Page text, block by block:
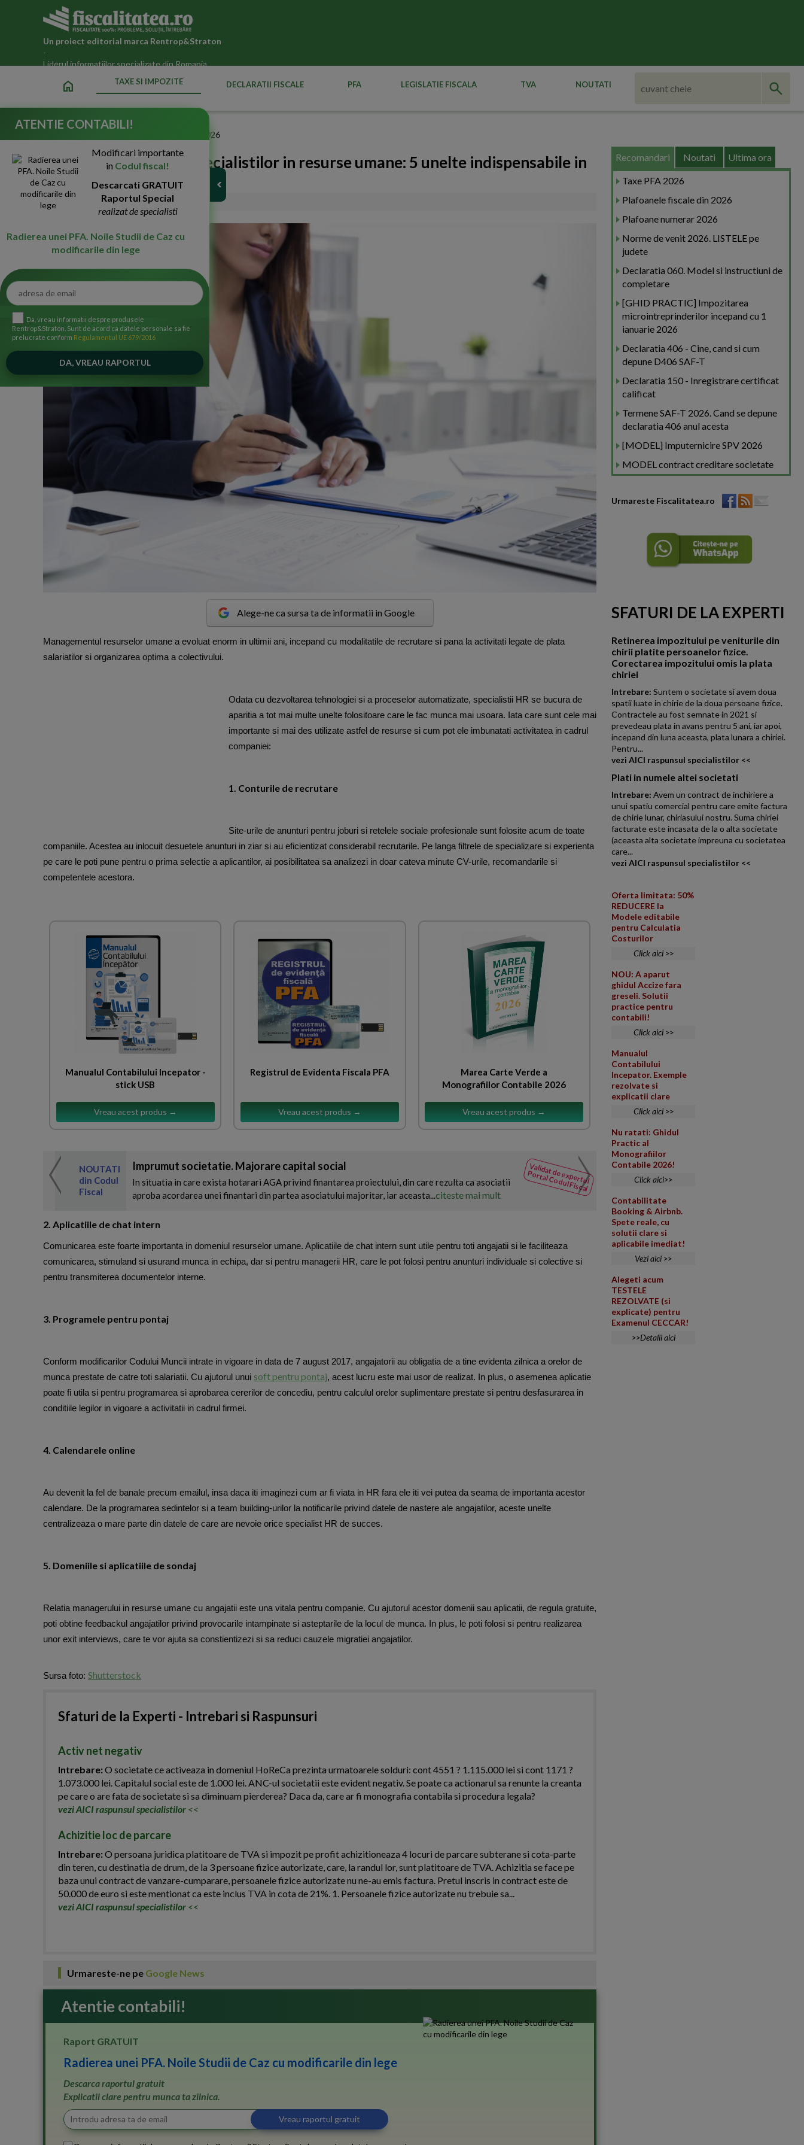
Un proiect editorial marca Rentrop&Straton
-
Liderul informatiilor specializate din Romania
home TAXE SI IMPOZITE DECLARATII FISCALE PFA LEGISLATIE FISCALA TVA NOUTATI
Taxe si impozite datorate statului in 2026
Tehnologia si munca specialistilor in resurse umane: 5 unelte indispensabile in
HR
23-Apr-2018 3942
Alege-ne ca sursa ta de informatii in Google
Managementul resurselor umane a evoluat enorm in ultimii ani, incepand cu modalitatile de recrutare si pana la activitati legate de plata
salariatilor si organizarea optima a colectivului.
Odata cu dezvoltarea tehnologiei si a proceselor automatizate, specialistii HR se bucura de
aparitia a tot mai multe unelte folositoare care le fac munca mai usoara. Iata care sunt cele mai
importante si mai des utilizate astfel de resurse si cum pot ele imbunatati activitatea in cadrul
companiei:
1. Conturile de recrutare
Site-urile de anunturi pentru joburi si retelele sociale profesionale sunt folosite acum de toate
companiile. Acestea au inlocuit desuetele anunturi in ziar si au eficientizat considerabil recrutarile. Pe langa filtrele de specializare si experienta
pe care le poti pune pentru o prima selectie a aplicantilor, ai posibilitatea sa analizezi in doar cateva minute CV-urile, recomandarile si
competentele acestora.
Manualul Contabilului Incepator -
stick USB
Vreau acest produs →
Registrul de Evidenta Fiscala PFA
Vreau acest produs →
Marea Carte Verde a
Monografiilor Contabile 2026
Vreau acest produs →
NOUTATI
din Codul
Fiscal
Validat de expertul
Portal Codul Fiscal
Imprumut societatie. Majorare capital social
In situatia in care exista hotarari AGA privind finantarea proiectului, din care rezulta ca asociatii
aproba acordarea unei finantari din partea asociatului majoritar, iar aceasta...citeste mai mult
NOUTATI
din Codul
2. Aplicatiile de chat intern
Comunicarea este foarte importanta in domeniul resurselor umane. Aplicatiile de chat intern sunt utile pentru toti angajatii si le faciliteaza
comunicarea, stimuland si usurand munca in echipa, dar si pentru managerii HR, care le pot folosi pentru anunturi individuale si colective si
pentru transmiterea documentelor interne.
3. Programele pentru pontaj
Conform modificarilor Codului Muncii intrate in vigoare in data de 7 august 2017, angajatorii au obligatia de a tine evidenta zilnica a orelor de
munca prestate de catre toti salariatii. Cu ajutorul unui soft pentru pontaj, acest lucru este mai usor de realizat. In plus, o asemenea aplicatie
poate fi utila si pentru programarea si aprobarea cererilor de concediu, pentru calculul orelor suplimentare prestate si pentru desfasurarea in
conditiile legilor in vigoare a activitatii in cadrul firmei.
4. Calendarele online
Au devenit la fel de banale precum emailul, insa daca iti imaginezi cum ar fi viata in HR fara ele iti vei putea da seama de importanta acestor
calendare. De la programarea sedintelor si a team building-urilor la notificarile privind datele de nastere ale angajatilor, aceste unelte
centralizeaza o mare parte din datele de care are nevoie orice specialist HR de succes.
5. Domeniile si aplicatiile de sondaj
Relatia managerului in resurse umane cu angajatii este una vitala pentru companie. Cu ajutorul acestor domenii sau aplicatii, de regula gratuite,
poti obtine feedbackul angajatilor privind provocarile intampinate si asteptarile de la locul de munca. In plus, le poti folosi si pentru realizarea
unor exit interviews, care te vor ajuta sa constientizezi si sa reduci cauzele migratiei angajatilor.
Sursa foto: Shutterstock
Sfaturi de la Experti - Intrebari si Raspunsuri
Activ net negativ
Intrebare:O societate ce activeaza in domeniul HoReCa prezinta urmatoarele solduri: cont 4551 ? 1.115.000 lei si cont 1171 ?
1.073.000 lei. Capitalul social este de 1.000 lei. ANC-ul societatii este evident negativ. Se poate ca actionarul sa renunte la creanta
pe care o are fata de societate si sa diminuam pierderea? Daca da, care ar fi monografia contabila si procedura legala?
vezi AICI raspunsul specialistilor <<
Achizitie loc de parcare
Intrebare:O persoana juridica platitoare de TVA si impozit pe profit achizitioneaza 4 locuri de parcare subterane si cota-parte
din teren, cu destinatia de drum, de la 3 persoane fizice autorizate, care, la randul lor, sunt platitoare de TVA. Achizitia se face pe
baza unui contract de vanzare-cumparare, persoanele fizice autorizate nu ne-au emis factura. Pretul inscris in contract este de
50.000 de euro si este mentionat ca este inclus TVA in cota de 21%. 1. Persoanele fizice autorizate nu trebuie sa...
vezi AICI raspunsul specialistilor <<
Urmareste-ne pe Google News
Atentie contabili!
Raport GRATUIT
Radierea unei PFA. Noile Studii de Caz cu modificarile din lege
Descarca raportul gratuit
Explicatii clare pentru munca ta zilnica.
Recomandari Noutati Ultima ora
Taxe PFA 2026
Plafoanele fiscale din 2026
Plafoane numerar 2026
Norme de venit 2026. LISTELE pe
judete
Declaratia 060. Model si instructiuni de
completare
[GHID PRACTIC] Impozitarea
microintreprinderilor incepand cu 1
ianuarie 2026
Declaratia 406 - Cine, cand si cum
depune D406 SAF-T
Declaratia 150 - Inregistrare certificat
calificat
Termene SAF-T 2026. Cand se depune
declaratia 406 anul acesta
[MODEL] Imputernicire SPV 2026
MODEL contract creditare societate
Urmareste Fiscalitatea.ro
SFATURI DE LA EXPERTI
Retinerea impozitului pe veniturile din
chirii platite persoanelor fizice.
Corectarea impozitului omis la plata
chiriei
Intrebare: Suntem o societate si avem doua
spatii luate in chirie de la doua persoane fizice.
Contractele au fost semnate in 2021 si
prevedeau plata in avans pentru 5 ani, iar apoi,
incepand din luna aceasta, plata lunara a chiriei.
Pentru...
vezi AICI raspunsul specialistilor <<
Plati in numele altei societati
Intrebare: Avem un contract de inchiriere a
unui spatiu comercial pentru care emite factura
de chirie lunar, chiriasului nostru. Suma chiriei
facturate este incasata de la o alta societate
(aceasta alta societate impreuna cu societatea
care...
vezi AICI raspunsul specialistilor <<
Oferta limitata: 50%
REDUCERE la
Modele editabile
pentru Calculatia
Costurilor
Click aici >>
NOU: A aparut
ghidul Accize fara
greseli. Solutii
practice pentru
contabili!
Click aici >>
Manualul
Contabilului
Incepator. Exemple
rezolvate si
explicatii clare
Click aici >>
Nu ratati: Ghidul
Practic al
Monografiilor
Contabile 2026!
Click aici>>
Contabilitate
Booking & Airbnb.
Spete reale, cu
solutii clare si
aplicabile imediat!
Vezi aici >>
Alegeti acum
TESTELE
REZOLVATE (si
explicate) pentru
Examenul CECCAR!
>>Detalii aici
ATENTIE CONTABILI!
Modificari importante
in Codul fiscal!
Descarcati GRATUIT
Raportul Special
realizat de specialisti
Radierea unei PFA. Noile Studii de Caz cu
modificarile din lege
Da, vreau informatii despre produsele
Rentrop&Straton. Sunt de acord ca datele personale sa fie
prelucrate conform Regulamentul UE 679/2016